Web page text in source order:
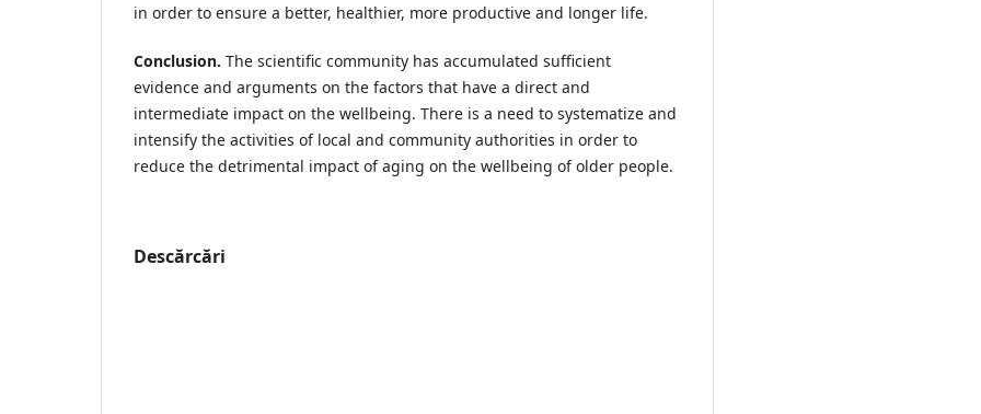
in order to ensure a better, healthier, more productive and longer life.
Conclusion. The scientific community has accumulated sufficient
evidence and arguments on the factors that have a direct and
intermediate impact on the wellbeing. There is a need to systematize and
intensify the activities of local and community authorities in order to
reduce the detrimental impact of aging on the wellbeing of older people.
Descărcări